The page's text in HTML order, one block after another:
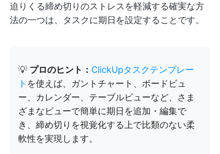
迫りくる締め切りのストレスを軽減する確実な方
法の一つは、タスクに期日を設定することです。
💡 プロのヒント： ClickUpタスクテンプレー
ト を使えば、ガントチャート、ボードビュ
ー、カレンダー、テーブルビューなど、さま
ざまなビューで簡単に期日を追加・編集で
き、締め切りを視覚化する上で比類のない柔
軟性を実現します。